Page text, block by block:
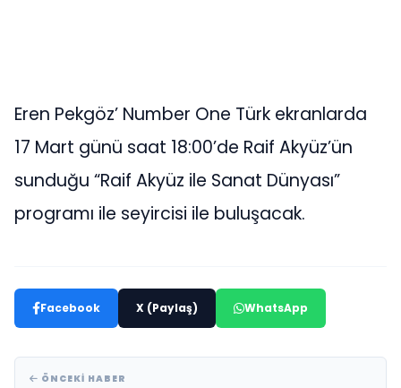
Eren Pekgöz’ Number One Türk ekranlarda
17 Mart günü saat 18:00’de Raif Akyüz’ün
sunduğu “Raif Akyüz ile Sanat Dünyası”
programı ile seyircisi ile buluşacak.
Facebook X (Paylaş) WhatsApp
ÖNCEKI HABER